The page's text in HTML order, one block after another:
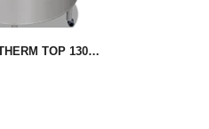
NABERTHERM TOP 130 SERAMİK VE PORSELEN FIRINI